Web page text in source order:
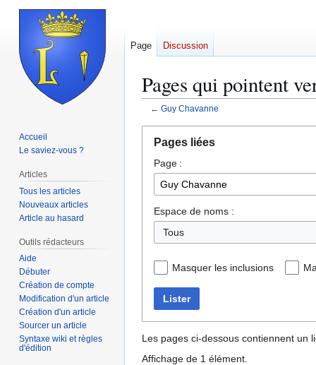
Pages qui pointent
← Guy Chavanne
navigation
recherche
Pages liées
Page :
Espace de noms :
Tous
Masquer les inclusions
Lister
Les pages ci-dessous contiennent un
Affichage de 1 élément.
Page Discussion
Accueil
Le saviez-vous ?
Articles
Tous les articles
Nouveaux articles
Article au hasard
Outils rédacteurs
Aide
Débuter
Création de compte
Modification d'un article
Création d'un article
Sourcer un article
Syntaxe wiki et règles
d'édition